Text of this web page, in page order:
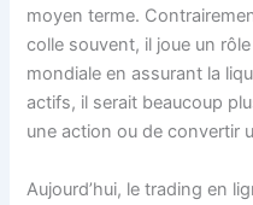
moyen terme.
colle souvent, il joue un
mondiale en assurant la
actifs, il serait beaucoup
une action ou de convertir
Aujourd’hui, le trading en